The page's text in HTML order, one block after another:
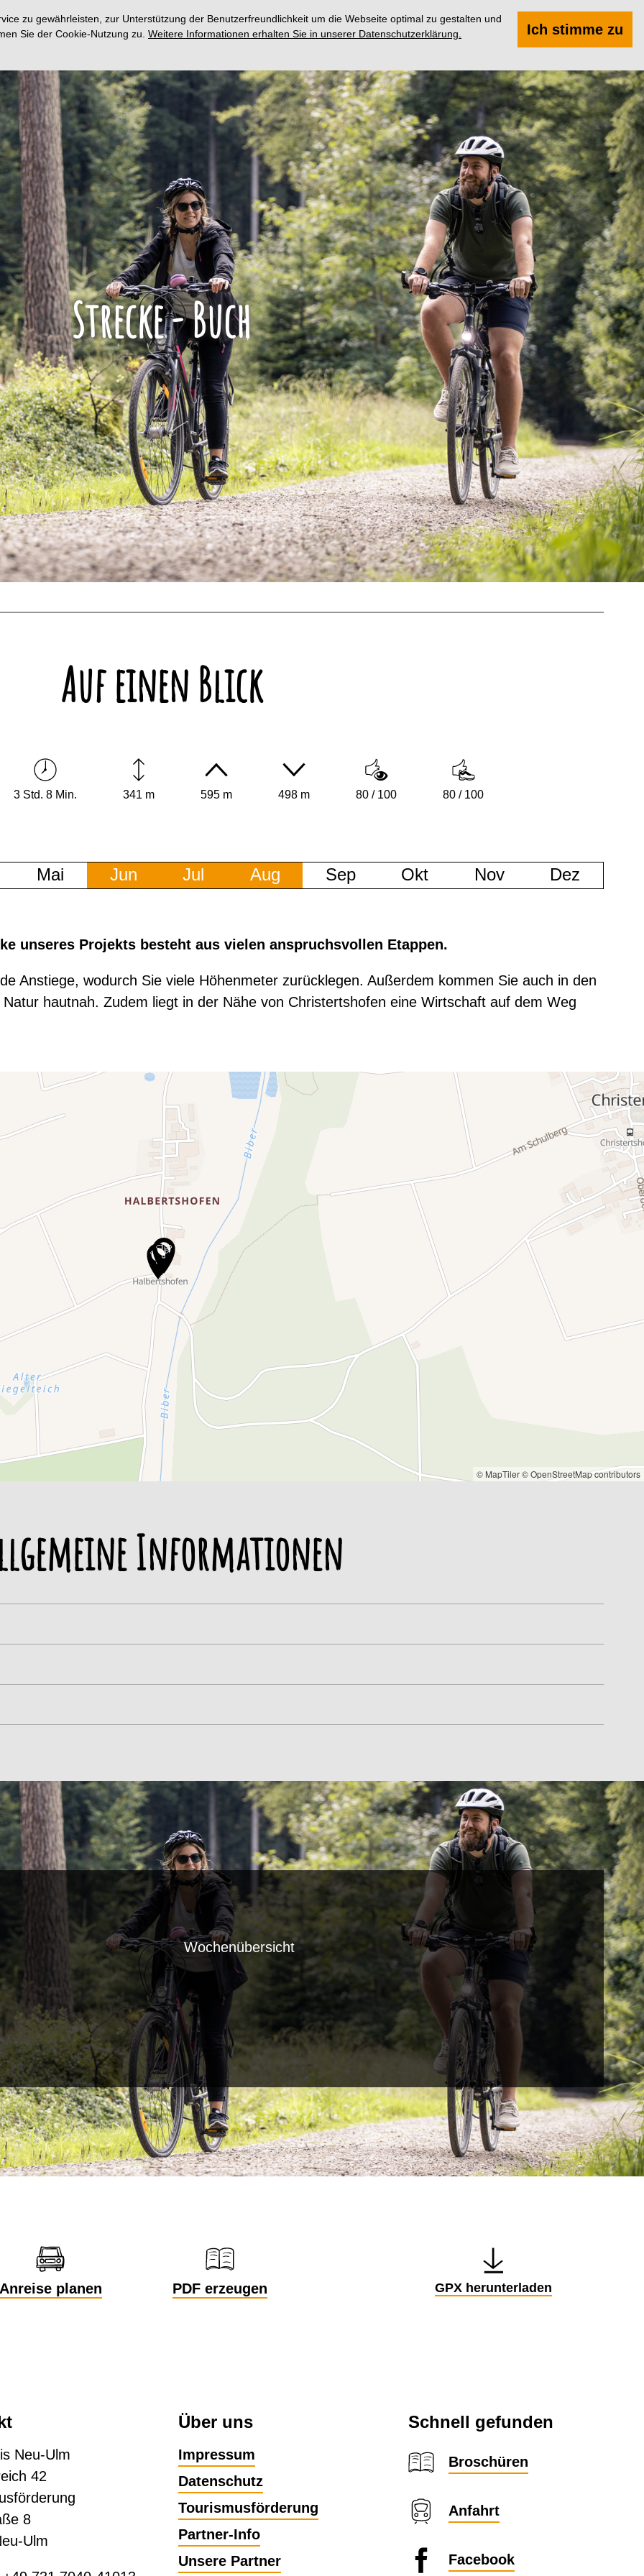
zu gewährleisten, zur Unterstützung der Benutzerfreundlichkeit um die Webseite optimal zu gestalten und
Sie der Cookie-Nutzung zu. Weitere Informationen erhalten Sie in unserer Datenschutzerklärung. Ich stimme zu
Suchen
Strecke - Buch
Auf einen Blick
3 Std. 8 Min. 341 m 595 m 498 m 80 / 100 80 / 100
Mai Jun Jul Aug Sep Okt Nov Dez
unseres Projekts besteht aus vielen anspruchsvollen Etappen.
Anstiege, wodurch Sie viele Höhenmeter zurücklegen. Außerdem kommen Sie auch in den
hautnah. Zudem liegt in der Nähe von Christertshofen eine Wirtschaft auf dem Weg
© MapTiler© OpenStreetMap contributors
Informationen
Wochenübersicht
planen PDF erzeugen GPX herunterladen
Neu-Ulm
42
8
Ulm
Über uns
Impressum
Datenschutz
Tourismusförderung
Partner-Info
Unsere Partner
Schnell gefunden
Broschüren
Anfahrt
Facebook